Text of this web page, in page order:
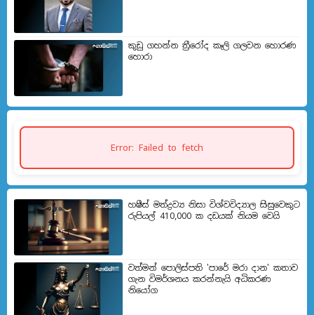
කුඩු ගහන්න ත්‍රීරෝද කෑලි ගලවන හොරණ
හොරා
Error: Failed to fetch
හෂීස් මත්ද්‍රව්‍ය නිසා විශ්වවිද්‍යාල සිසුවෙකුට
රුපියල් 410,000 ක දඩයක් නියම වෙයි
වත්මන් පොලිස්පති 'පාරේ මරා දාන' කතාව
ගැන විමර්ශනය කරන්නැයි අධිකරණ
නියෝග